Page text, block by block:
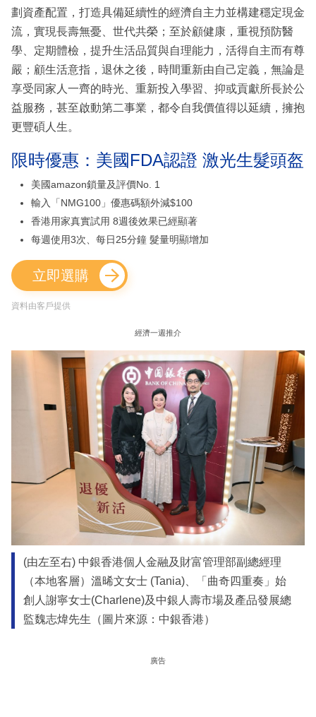
劃資產配置，打造具備延續性的經濟自主力並構建穩定現金
流，實現長壽無憂、世代共榮；至於顧健康，重視預防醫
學、定期體檢，提升生活品質與自理能力，活得自主而有尊
嚴；顧生活意指，退休之後，時間重新由自己定義，無論是
享受同家人一齊的時光、重新投入學習、抑或貢獻所長於公
益服務，甚至啟動第二事業，都令自我價值得以延續，擁抱
更豐碩人生。
限時優惠：美國FDA認證 激光生髮頭盔
美國amazon鎖量及評價No. 1
輸入「NMG100」優惠碼額外減$100
香港用家真實試用 8週後效果已經顯著
每週使用3次、每日25分鐘 髮量明顯增加
立即選購
資料由客戶提供
經濟一週推介
(由左至右) 中銀香港個人金融及財富管理部副總經理
（本地客層）溫晞文女士 (Tania)、「曲奇四重奏」始
創人謝寧女士(Charlene)及中銀人壽市場及產品發展總
監魏志煒先生（圖片來源：中銀香港）
廣告